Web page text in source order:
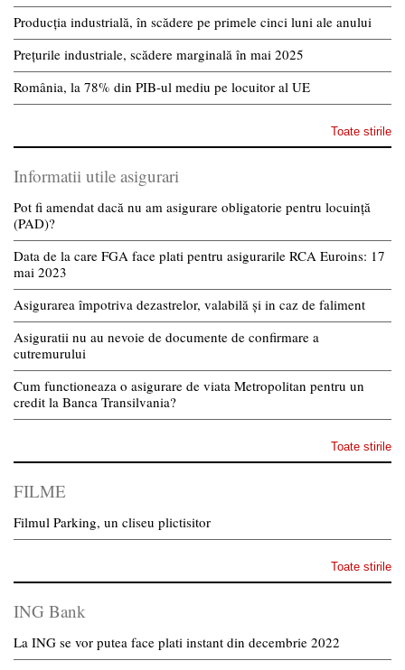
Producția industrială, în scădere pe primele cinci luni ale anului
Prețurile industriale, scădere marginală în mai 2025
România, la 78% din PIB-ul mediu pe locuitor al UE
Toate stirile
Informatii utile asigurari
Pot fi amendat dacă nu am asigurare obligatorie pentru locuință
(PAD)?
Data de la care FGA face plati pentru asigurarile RCA Euroins: 17
mai 2023
Asigurarea împotriva dezastrelor, valabilă și in caz de faliment
Asiguratii nu au nevoie de documente de confirmare a
cutremurului
Cum functioneaza o asigurare de viata Metropolitan pentru un
credit la Banca Transilvania?
Toate stirile
FILME
Filmul Parking, un cliseu plictisitor
Toate stirile
ING Bank
La ING se vor putea face plati instant din decembrie 2022